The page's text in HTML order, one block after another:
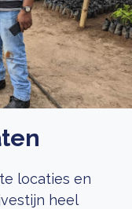
locaties en
heel